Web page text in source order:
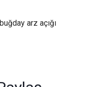
arz açığı